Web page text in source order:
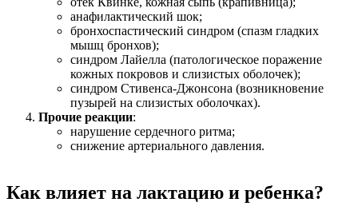
анафилактический шок;
бронхоспастический синдром (спазм гладких
мышц бронхов);
синдром Лайелла (патологическое поражение
кожных покровов и слизистых оболочек);
синдром Стивенса-Джонсона (возникновение
пузырей на слизистых оболочках).
Прочие реакции:
нарушение сердечного ритма;
снижение артериального давления.
Как влияет на лактацию и ребенка?